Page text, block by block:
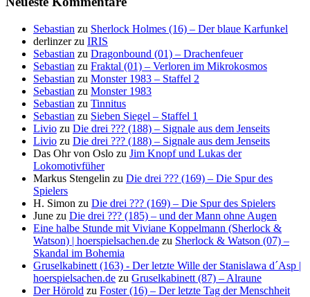
Sebastian zu Sherlock Holmes (16) – Der blaue Karfunkel
derlinzerzu IRIS
Sebastian zu Dragonbound (01) – Drachenfeuer
Sebastian zu Fraktal (01) – Verloren im Mikrokosmos
Sebastian zu Monster 1983 – Staffel 2
Sebastian zu Monster 1983
Sebastian zu Tinnitus
Sebastian zu Sieben Siegel – Staffel 1
Livio zu Die drei ??? (188) – Signale aus dem Jenseits
Livio zu Die drei ??? (188) – Signale aus dem Jenseits
Das Ohr von Oslo zu Jim Knopf und Lukas der
Lokomotivfüher
Markus Stengelin zu Die drei ??? (169) – Die Spur des
Spielers
H. Simon zu Die drei ??? (169) – Die Spur des Spielers
June zu Die drei ??? (185) – und der Mann ohne Augen
Eine halbe Stunde mit Viviane Koppelmann (Sherlock &
Watson) | hoerspielsachen.de zu Sherlock & Watson (07) –
Skandal im Bohemia
Gruselkabinett (163) - Der letzte Wille der Stanislawa d´Asp |
hoerspielsachen.de zu Gruselkabinett (87) – Alraune
Der Hörold zu Foster (16) – Der letzte Tag der Menschheit